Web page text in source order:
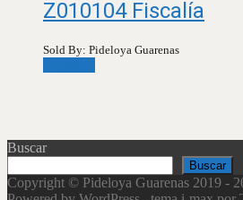
Z010104 Fiscalía
Sold By: Pideloya Guarenas
Buscar
Buscar
Copyright © Pideloya Guarenas 2019 -